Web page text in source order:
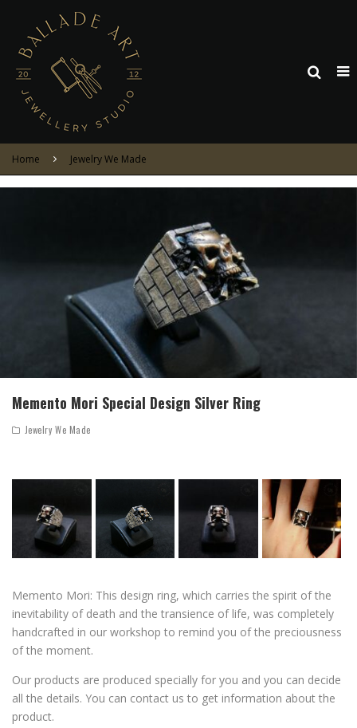
Home Jewelry We Made
Memento Mori Special Design Silver Ring
Jewelry We Made
Memento Mori: This design ring, which carries the spirit of the
inevitability of death and the transience of life, was completely
handcrafted in our workshop to remind you of the preciousness
of the moment.
Our products are produced specially for you and you can decide
all the details. You can contact us to get information about the
product.